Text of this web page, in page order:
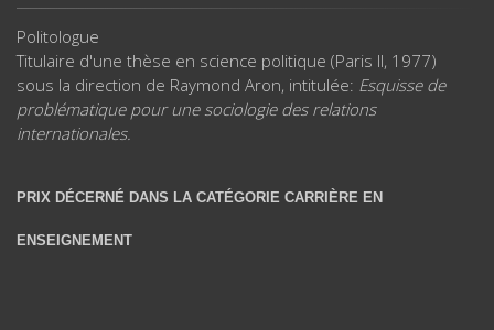
Politologue
Titulaire d'une thèse en science politique (Paris II, 1977)
sous la direction de Raymond Aron, intitulée: Esquisse de
problématique pour une sociologie des relations
internationales.
PRIX DÉCERNÉ DANS LA CATÉGORIE CARRIÈRE EN
ENSEIGNEMENT